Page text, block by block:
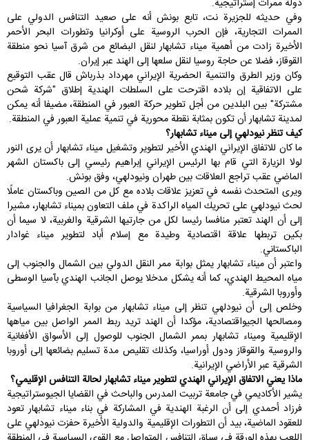
دولة ممرات إستراتيجية.
وفي حديثه للجزيرة نت، تابع بونش أنه على صعيد التنافس الدولي على
الممرات التجارية، فإن الحرب الروسية على أوكرانيا وتطورات البحر الأحمر
الأخيرة زادت من أهمية ميناء تشابهار لنقل البضائع من شرق آسيا نحو منطقة
القوقاز، فضلا عن حاجة روسيا لنقل سلعها إلى الهند عبر إيران.
وكان وزير الطرق والتنمية الحضرية الإيراني مهرداد بذرباش قال عقب التوقيع
على الاتفاقية إن بلاده اقترحت على السلطات الهندية إطلاق "شركة شحن
مشتركة" بين البلدين من أجل تطوير حركة العبور في المنطقة، مضيفا أنه يمكن
لمدينة تشابهار أن تكون بمثابة نقطة محورية في تنمية عملية العبور في المنطقة.
كيف تنظر نيودلهي إلى ميناء تشابهار؟
ما كان للاتفاق الإيراني الهندي الأخير لتطوير وتشغيل ميناء تشابهار أن يرى النور
لولا الزيارة التي قام بها الرئيس الإيرانيإبراهيم رئيسي إلىباكستان الشهر
الماضي عقب تراجع العلاقات بين طهران ونيودلهي، وفق بونش.
ويرى المتحدث نفسه في تعزيز علاقات بلاده مع كل من الصينوباكستان عاملًا
لحث نيودلهي على تحريك المياه الراكدة في ملف التعاون بميناء تشابهار، مشيرا
إلى أن الهند تعتبر منافسا رئيسا لكل من جارتيها الشرقية والغربية، لا سيما أن
بكين تربطها علاقة اقتصادية وطيدة مع إسلام أباد لتطوير ميناء غوادار
الباكستاني.
واعتبر أن ميناء تشابهار يمثل بوابة ممر النقل الدولي بين الشمال والجنوب إلى
مياه المحيط الهندي، كما أنه يشكل مدخلا يوصل الجانب الهندي بآسيا الوسطى
وأوروبا الشرقية.
وخلص إلى أن نيودلهي تنظر إلى ميناء تشابهار من بوابة الجغرافيا السياسية
ومصالحها الجيواقتصادية، مؤكدا أن الهند تريد ربط الممر الواصل بين مياهها
الإقليمية وميناء تشابهار بممر الشمال الجنوب للوصول إلى الأسواق الأفغانية
والروسية والقوقاز ودول أوراسيا، وكذلك تقليص مدة تسليم بضائعها إلى أوروبا
الشرقية عبر الأراضي الإيرانية.
ماذا يعني الاتفاق الإيراني الهندي لتطوير ميناء تشابهار لحالة التنافس الإقليمي؟
يشير الأكاديمي في جامعة تربيت المدرس والباحث في القضايا الجيوستراتيجية
فرزاد أحمدي إلى أن الرغبة الهندية في المشاركة في بناء ميناء تشابهار تعود
للعقود الماضية، بيد أن التطورات الإقليمية والدولية الأخيرة حفزت نيودلهي على